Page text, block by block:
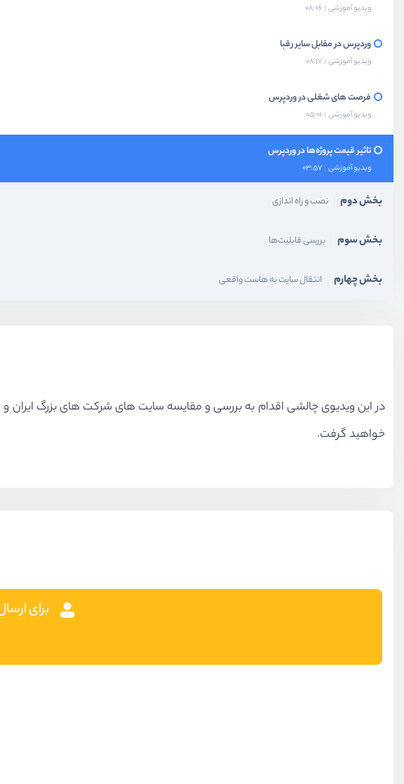
ویدیو آموزشی 08:06
وردپرس در مقابل سایر رقبا
ویدیو آموزشی 08:17
فرصت های شغلی در وردپرس
ویدیو آموزشی 05:01
تاثیر قیمت پروژه‌ها در وردپرس
ویدیو آموزشی 03:57
بخش دوم نصب و راه اندازی
بخش سوم بررسی قابلیت‌ها
بخش چهارم انتقال سایت به هاست واقعی
در این ویدیوی چالشی اقدام به بررسی و مقایسه سایت های شرکت های بزرگ
خواهید گرفت.
برای